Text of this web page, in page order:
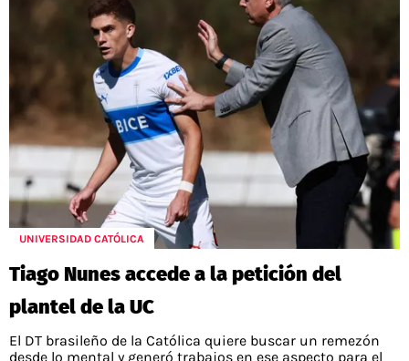
UNIVERSIDAD CATÓLICA
Tiago Nunes accede a la petición del
plantel de la UC
El DT brasileño de la Católica quiere buscar un remezón
desde lo mental y generó trabajos en ese aspecto para el